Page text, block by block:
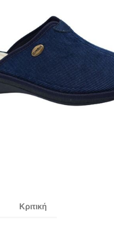
Κριτική